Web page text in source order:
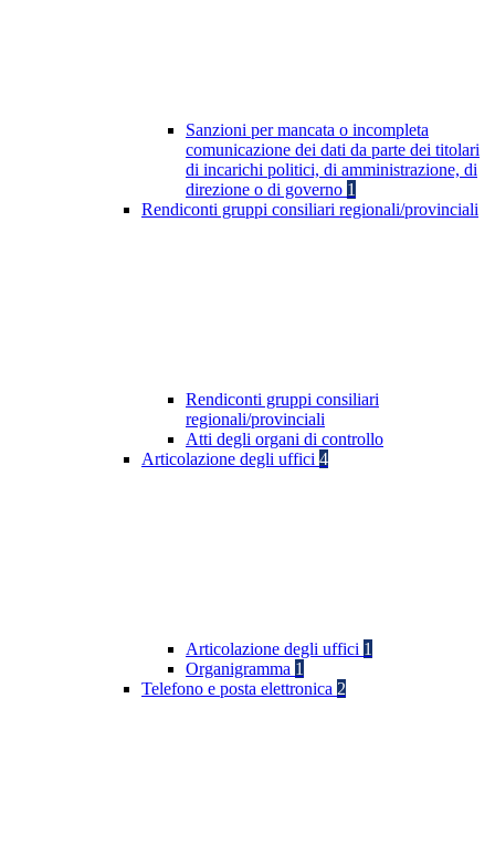
Sanzioni per mancata o incompleta
comunicazione dei dati da parte dei titolari
di incarichi politici, di amministrazione, di
direzione o di governo 1
Rendiconti gruppi consiliari regionali/provinciali
Rendiconti gruppi consiliari
regionali/provinciali
Atti degli organi di controllo
Articolazione degli uffici 4
Articolazione degli uffici 1
Organigramma 1
Telefono e posta elettronica 2